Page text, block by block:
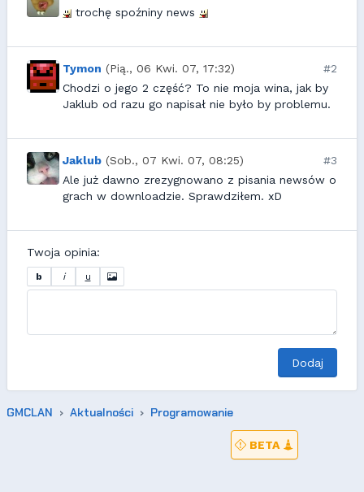
trochę spoźniny news
Tymon (Pią., 06 Kwi. 07, 17:32)
#2
Chodzi o jego 2 część? To nie moja wina, jak by
Jaklub od razu go napisał nie było by problemu.
Jaklub (Sob., 07 Kwi. 07, 08:25)
#3
Ale już dawno zrezygnowano z pisania newsów o
grach w downloadzie. Sprawdziłem. xD
Twoja opinia:
b i u
Dodaj
GMCLAN Aktualności Programowanie
BETA